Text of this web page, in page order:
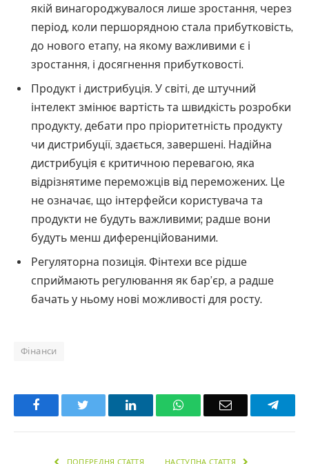
якій винагороджувалося лише зростання, через
період, коли першорядною стала прибутковість,
до нового етапу, на якому важливими є і
зростання, і досягнення прибутковості.
Продукт і дистрибуція. У світі, де штучний
інтелект змінює вартість та швидкість розробки
продукту, дебати про пріоритетність продукту
чи дистрибуції, здається, завершені. Надійна
дистрибуція є критичною перевагою, яка
відрізнятиме переможців від переможених. Це
не означає, що інтерфейси користувача та
продукти не будуть важливими; радше вони
будуть менш диференційованими.
Регуляторна позиція. Фінтехи все рідше
сприймають регулювання як бар’єр, а радше
бачать у ньому нові можливості для росту.
Фінанси
Facebook LinkedInWhatsAppEmail
ПОПЕРЕДНЯ СТАТТЯ НАСТУПНА СТАТТЯ